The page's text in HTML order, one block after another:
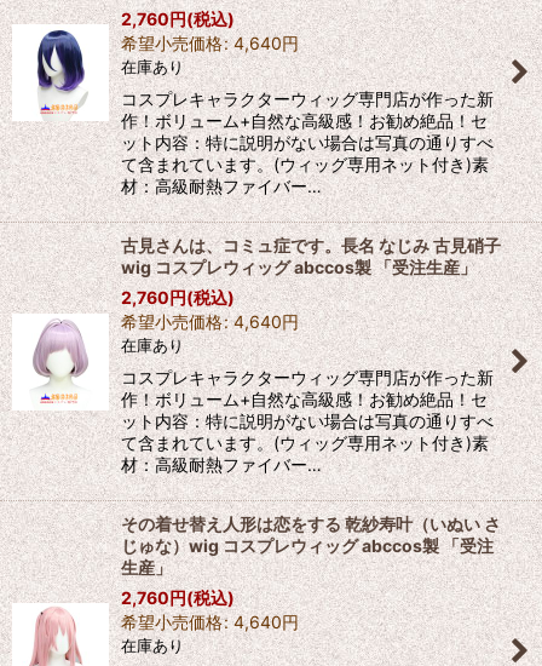
2,760円(税込)
希望小売価格: 4,640円
在庫あり
コスプレキャラクターウィッグ専門店が作った新
作！ボリューム+自然な高級感！お勧め絶品！セ
ット内容：特に説明がない場合は写真の通りすべ
て含まれています。(ウィッグ専用ネット付き)素
材：高級耐熱ファイバー…
古見さんは、コミュ症です。長名 なじみ 古見硝子
wig コスプレウィッグ abccos製 「受注生産」
2,760円(税込)
希望小売価格: 4,640円
在庫あり
コスプレキャラクターウィッグ専門店が作った新
作！ボリューム+自然な高級感！お勧め絶品！セ
ット内容：特に説明がない場合は写真の通りすべ
て含まれています。(ウィッグ専用ネット付き)素
材：高級耐熱ファイバー…
その着せ替え人形は恋をする 乾紗寿叶（いぬい さ
じゅな）wig コスプレウィッグ abccos製 「受注
生産」
2,760円(税込)
希望小売価格: 4,640円
在庫あり